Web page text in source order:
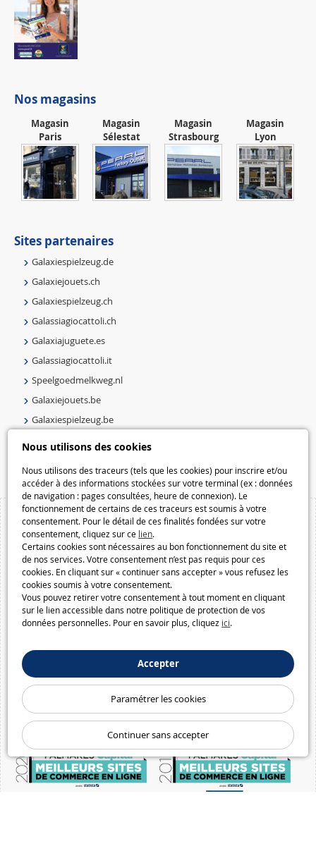
Nous utilisons des cookies
Nous utilisons des traceurs (tels que les cookies) pour inscrire et/ou
accéder à des informations stockées sur votre terminal (ex : données
de navigation : pages consultées, heure de connexion). Le
fonctionnement de certains de ces traceurs est soumis à votre
consentement. Pour le détail de ces finalités fondées sur votre
consentement, cliquez sur ce lien.
Certains cookies sont nécessaires au bon fonctionnement du site et
de nos services. Votre consentement n’est pas requis pour ces
cookies. En cliquant sur « continuer sans accepter » vous refusez les
cookies soumis à votre consentement.
Vous pouvez retirer votre consentement à tout moment en cliquant
sur le lien accessible dans notre politique de protection de vos
données personnelles. Pour en savoir plus, cliquez ici.
Accepter
Paramétrer les cookies
Continuer sans accepter
Nos magasins
Magasin
Paris
Magasin
Sélestat
Magasin
Strasbourg
Magasin
Lyon
Sites partenaires
Galaxiespielzeug.de
Galaxiejouets.ch
Galaxiespielzeug.ch
Galassiagiocattoli.ch
Galaxiajuguete.es
Galassiagiocattoli.it
Speelgoedmelkweg.nl
Galaxiejouets.be
Galaxiespielzeug.be